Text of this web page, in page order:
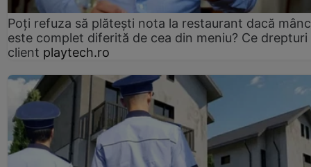
Poți refuza să plătești nota la restaurant dacă
este complet diferită de cea din meniu? Ce drepturi
client playtech.ro